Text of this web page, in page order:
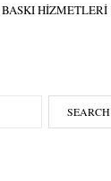
HİZMETLERİ
SEARCH